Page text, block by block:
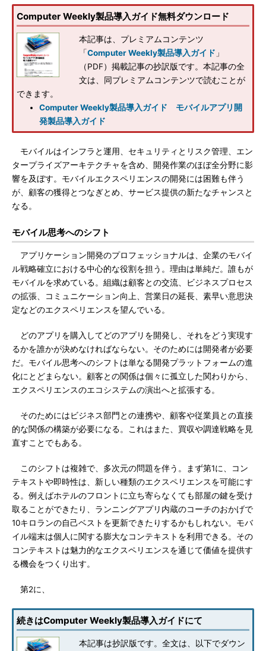
Computer Weekly製品導入ガイド無料ダウンロード
本記事は、プレミアムコンテンツ
「Computer Weekly製品導入ガイド 」
（PDF）掲載記事の抄訳版です。本記事の全
文は、同プレミアムコンテンツで読むことが
できます。
Computer Weekly製品導入ガイド モバイルアプリ開
発製品導入ガイド
モバイルはインフラと運用、セキュリティとリスク管理、エン
タープライズアーキテクチャを含め、開発作業のほぼ全分野に影
響を及ぼす。モバイルエクスペリエンスの開発には困難も伴う
が、顧客の獲得とつなぎとめ、サービス提供の新たなチャンスと
なる。
モバイル思考へのシフト
アプリケーション開発のプロフェッショナルは、企業のモバイ
ル戦略確立における中心的な役割を担う。理由は単純だ。誰もが
モバイルを求めている。組織は顧客との交流、ビジネスプロセス
の拡張、コミュニケーション向上、営業日の延長、素早い意思決
定などのエクスペリエンスを望んでいる。
どのアプリを購入してどのアプリを開発し、それをどう実現す
るかを誰かが決めなければならない。そのためには開発者が必要
だ。モバイル思考へのシフトは単なる開発プラットフォームの進
化にとどまらない。顧客との関係は個々に孤立した関わりから、
エクスペリエンスのエコシステムの演出へと拡張する。
そのためにはビジネス部門との連携や、顧客や従業員との直接
的な関係の構築が必要になる。これはまた、買収や調達戦略を見
直すことでもある。
このシフトは複雑で、多次元の問題を伴う。まず第1に、コン
テキストや即時性は、新しい種類のエクスペリエンスを可能にす
る。例えばホテルのフロントに立ち寄らなくても部屋の鍵を受け
取ることができたり、ランニングアプリ内蔵のコーチのおかげで
10キロランの自己ベストを更新できたりするかもしれない。モバ
イル端末は個人に関する膨大なコンテキストを利用できる。その
コンテキストは魅力的なエクスペリエンスを通じて価値を提供す
る機会をつくり出す。
第2に、
続きはComputer Weekly製品導入ガイドにて
本記事は抄訳版です。全文は、以下でダウン